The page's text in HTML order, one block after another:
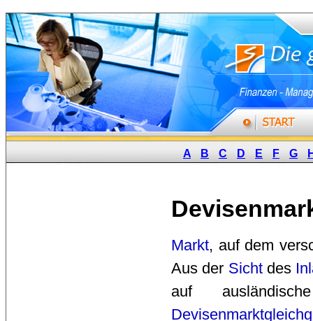
A B C D E F G
Markt, auf dem
Aus der Sichtdes
auf